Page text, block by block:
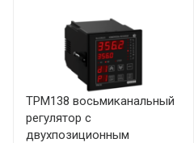
ТРМ138 восьмиканальный
регулятор с
двухпозиционным